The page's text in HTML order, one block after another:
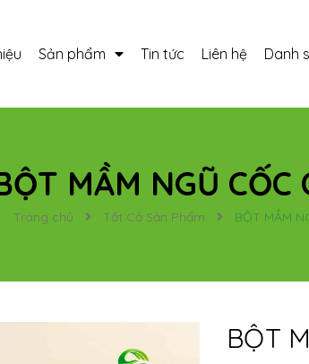
Sản phẩm Tin tức Liên hệ Danh
MẦM NGŨ CỐC
Trang chủ Tất Cả Sản Phẩm BỘT MẦM
BỘT